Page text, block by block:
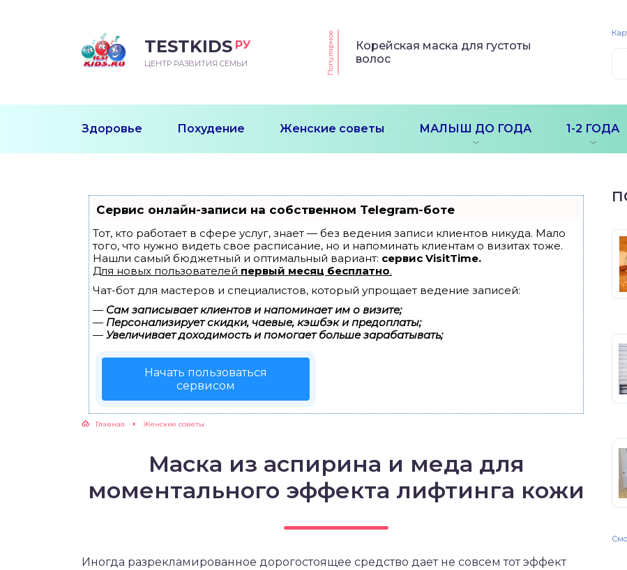
TESTKIDS РУ
ЦЕНТР РАЗВИТИЯ СЕМЬИ Популярное
Корейская маска для густоты
волос
Здоровье Похудение Женские советы МАЛЫШ ДО ГОДА 1-2 ГОДА
Сервис онлайн-записи на собственном Telegram-боте
Тот, кто работает в сфере услуг, знает — без ведения записи клиентов никуда. Мало
того, что нужно видеть свое расписание, но и напоминать клиентам о визитах тоже.
Нашли самый бюджетный и оптимальный вариант: сервис VisitTime.
Для новых пользователей первый месяц бесплатно.
Чат-бот для мастеров и специалистов, который упрощает ведение записей:
— Сам записывает клиентов и напоминает им о визите;
— Персонализирует скидки, чаевые, кэшбэк и предоплаты;
— Увеличивает доходимость и помогает больше зарабатывать;
Начать пользоваться
сервисом
Главная Женские советы
Маска из аспирина и меда для
моментального эффекта лифтинга кожи
Иногда разрекламированное дорогостоящее средство дает не совсем тот эффект
МЕСЯЦ
ПЕРВОГО
УЧИТСЯ
ПОСЛЕ ГОДА
К ШКОЛЕ
ДОШКОЛЬНИКА
ШКОЛА
ШКОЛЬНИКА
ШКОЛЬНИКА